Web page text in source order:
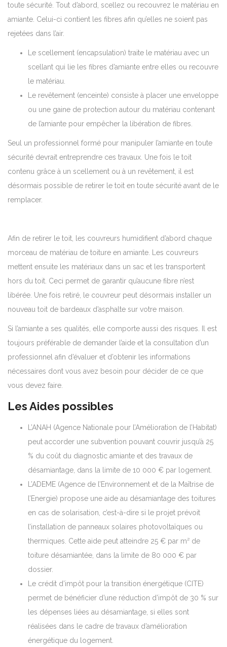
toute sécurité. Tout d’abord, scellez ou recouvrez le matériau en
amiante. Celui-ci contient les fibres afin qu’elles ne soient pas
rejetées dans l’air.
Le scellement (encapsulation) traite le matériau avec un
scellant qui lie les fibres d’amiante entre elles ou recouvre
le matériau.
Le revêtement (enceinte) consiste à placer une enveloppe
ou une gaine de protection autour du matériau contenant
de l’amiante pour empêcher la libération de fibres.
Seul un professionnel formé pour manipuler l’amiante en toute
sécurité devrait entreprendre ces travaux. Une fois le toit
contenu grâce à un scellement ou à un revêtement, il est
désormais possible de retirer le toit en toute sécurité avant de le
remplacer.
Afin de retirer le toit, les couvreurs humidifient d’abord chaque
morceau de matériau de toiture en amiante. Les couvreurs
mettent ensuite les matériaux dans un sac et les transportent
hors du toit. Ceci permet de garantir qu’aucune fibre n’est
libérée. Une fois retiré, le couvreur peut désormais installer un
nouveau toit de bardeaux d’asphalte sur votre maison.
Si l’amiante a ses qualités, elle comporte aussi des risques.
Il est
toujours préférable de demander l’aide et la consultation d’un
professionnel afin d’évaluer et d’obtenir les informations
nécessaires dont vous avez besoin pour décider de ce que
vous devez faire.
Les Aides possibles
L’ANAH (Agence Nationale pour l’Amélioration de l’Habitat)
peut accorder une subvention pouvant couvrir jusqu’à 25
% du coût du diagnostic amiante et des travaux de
désamiantage, dans la limite de 10 000 € par logement.
L’ADEME (Agence de l’Environnement et de la Maîtrise de
l’Energie) propose une aide au désamiantage des toitures
en cas de solarisation, c’est-à-dire si le projet prévoit
l’installation de panneaux solaires photovoltaïques ou
thermiques. Cette aide peut atteindre 25 € par m² de
toiture désamiantée, dans la limite de 80 000 € par
dossier.
Le crédit d’impôt pour la transition énergétique (CITE)
permet de bénéficier d’une réduction d’impôt de 30 % sur
les dépenses liées au désamiantage, si elles sont
réalisées dans le cadre de travaux d’amélioration
énergétique du logement.